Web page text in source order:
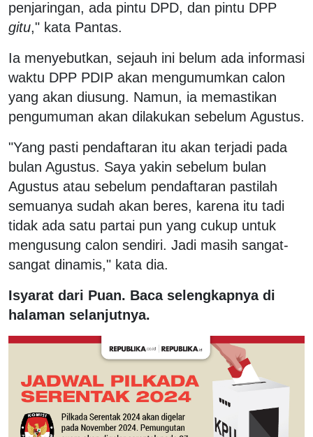
penjaringan, ada pintu DPD, dan pintu DPP
gitu," kata Pantas.
Ia menyebutkan, sejauh ini belum ada informasi
waktu DPP PDIP akan mengumumkan calon
yang akan diusung. Namun, ia memastikan
pengumuman akan dilakukan sebelum Agustus.
"Yang pasti pendaftaran itu akan terjadi pada
bulan Agustus. Saya yakin sebelum bulan
Agustus atau sebelum pendaftaran pastilah
semuanya sudah akan beres, karena itu tadi
tidak ada satu partai pun yang cukup untuk
mengusung calon sendiri. Jadi masih sangat-
sangat dinamis," kata dia.
Isyarat dari Puan. Baca selengkapnya di
halaman selanjutnya.